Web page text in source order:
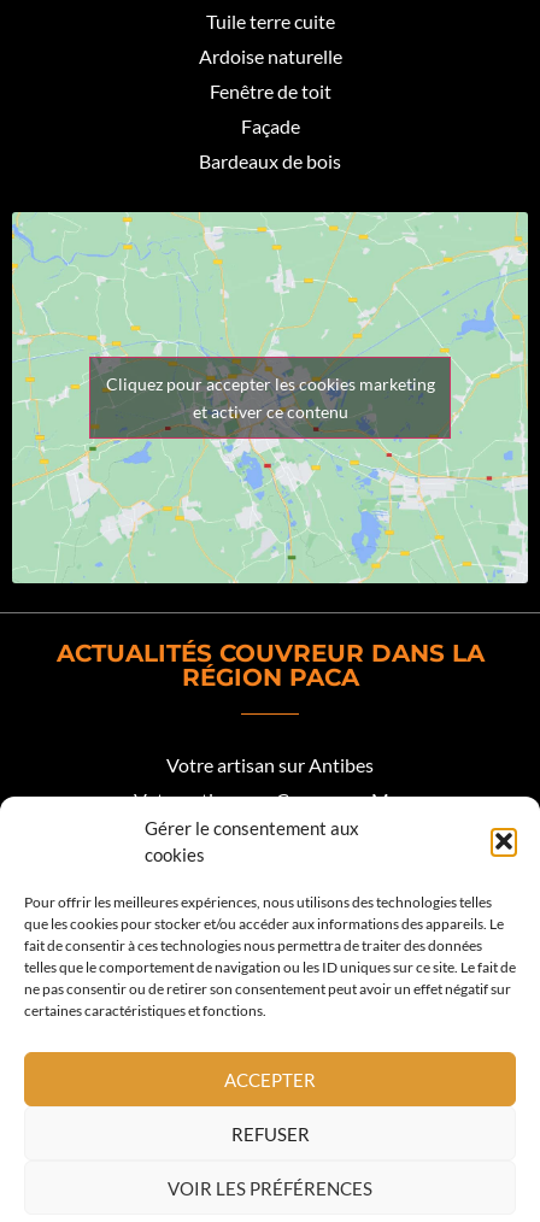
Gérer le consentement aux
cookies
Pour offrir les meilleures expériences, nous utilisons des technologies telles
que les cookies pour stocker et/ou accéder aux informations des appareils. Le
fait de consentir à ces technologies nous permettra de traiter des données
telles que le comportement de navigation ou les ID uniques sur ce site. Le fait de
ne pas consentir ou de retirer son consentement peut avoir un effet négatif sur
certaines caractéristiques et fonctions.
ACCEPTER
REFUSER
VOIR LES PRÉFÉRENCES
Tuile terre cuite
Ardoise naturelle
Fenêtre de toit
Façade
Bardeaux de bois
Cliquez pour accepter les cookies marketing
et activer ce contenu
ACTUALITÉS COUVREUR DANS LA
RÉGION PACA
Votre artisan sur Antibes
Votre artisan sur Cagnes sur Mer
Votre artisan sur Biot
Votre artisan Roquefort les Pins
Votre artisan sur Valbonne